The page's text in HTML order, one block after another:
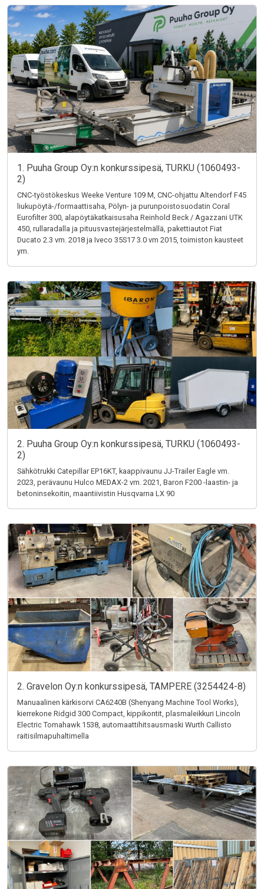
1. Puuha Group Oy:n konkurssipesä, TURKU (1060493-
2)
CNC-työstökeskus Weeke Venture 109 M, CNC-ohjattu Altendorf F45
liukupöytä-/formaattisaha, Pölyn- ja purunpoistosuodatin Coral
Eurofilter 300, alapöytäkatkaisusaha Reinhold Beck / Agazzani UTK
450, rullaradalla ja pituusvastejärjestelmällä, pakettiautot Fiat
Ducato 2.3 vm. 2018 ja Iveco 35S17 3.0 vm 2015, toimiston kausteet
ym.
2. Puuha Group Oy:n konkurssipesä, TURKU (1060493-
2)
Sähkötrukki Catepillar EP16KT, kaappivaunu JJ-Trailer Eagle vm.
2023, perävaunu Hulco MEDAX-2 vm. 2021, Baron F200 -laastin- ja
betoninsekoitin, maantiivistin Husqvarna LX 90
2. Gravelon Oy:n konkurssipesä, TAMPERE (3254424-8)
Manuaalinen kärkisorvi CA6240B (Shenyang Machine Tool Works),
kierrekone Ridgid 300 Compact, kippikontit, plasmaleikkuri Lincoln
Electric Tomahawk 1538, automaattihitsausmaski Wurth Callisto
raitisilmapuhaltimella